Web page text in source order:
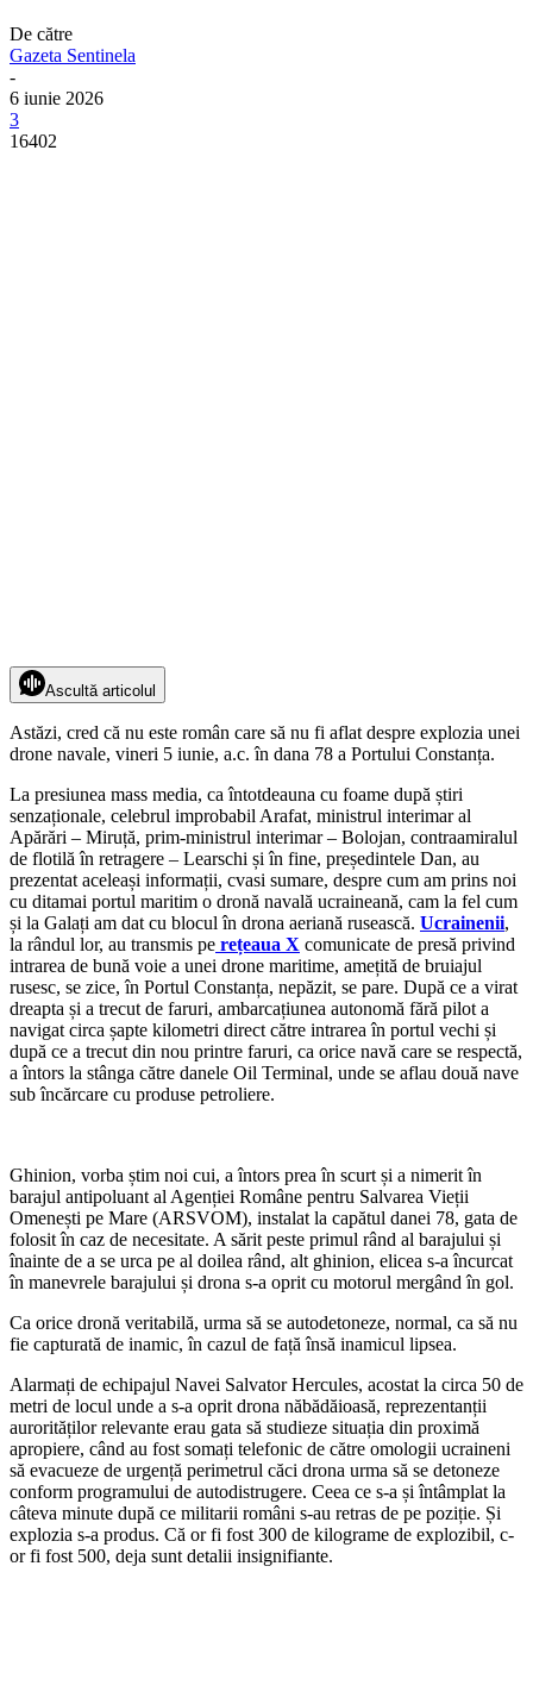
De către
Gazeta Sentinela
-
6 iunie 2026
3
16402
Ascultă articolul
Astăzi, cred că nu este român care să nu fi aflat despre explozia unei
drone navale, vineri 5 iunie, a.c. în dana 78 a Portului Constanța.
La presiunea mass media, ca întotdeauna cu foame după știri
senzaționale, celebrul improbabil Arafat, ministrul interimar al
Apărări – Miruță, prim-ministrul interimar – Bolojan, contraamiralul
de flotilă în retragere – Learschi și în fine, președintele Dan, au
prezentat aceleași informații, cvasi sumare, despre cum am prins noi
cu ditamai portul maritim o dronă navală ucraineană, cam la fel cum
și la Galați am dat cu blocul în drona aeriană rusească. Ucrainenii,
la rândul lor, au transmis pe rețeaua X comunicate de presă privind
intrarea de bună voie a unei drone maritime, amețită de bruiajul
rusesc, se zice, în Portul Constanța, nepăzit, se pare. După ce a virat
dreapta și a trecut de faruri, ambarcațiunea autonomă fără pilot a
navigat circa șapte kilometri direct către intrarea în portul vechi și
după ce a trecut din nou printre faruri, ca orice navă care se respectă,
a întors la stânga către danele Oil Terminal, unde se aflau două nave
sub încărcare cu produse petroliere.
Ghinion, vorba știm noi cui, a întors prea în scurt și a nimerit în
barajul antipoluant al Agenției Române pentru Salvarea Vieții
Omenești pe Mare (ARSVOM), instalat la capătul danei 78, gata de
folosit în caz de necesitate. A sărit peste primul rând al barajului și
înainte de a se urca pe al doilea rând, alt ghinion, elicea s-a încurcat
în manevrele barajului și drona s-a oprit cu motorul mergând în gol.
Ca orice dronă veritabilă, urma să se autodetoneze, normal, ca să nu
fie capturată de inamic, în cazul de față însă inamicul lipsea.
Alarmați de echipajul Navei Salvator Hercules, acostat la circa 50 de
metri de locul unde a s-a oprit drona năbădăioasă, reprezentanții
aurorităților relevante erau gata să studieze situația din proximă
apropiere, când au fost somați telefonic de către omologii ucraineni
să evacueze de urgență perimetrul căci drona urma să se detoneze
conform programului de autodistrugere. Ceea ce s-a și întâmplat la
câteva minute după ce militarii români s-au retras de pe poziție. Și
explozia s-a produs. Că or fi fost 300 de kilograme de explozibil, c-
or fi fost 500, deja sunt detalii insignifiante.